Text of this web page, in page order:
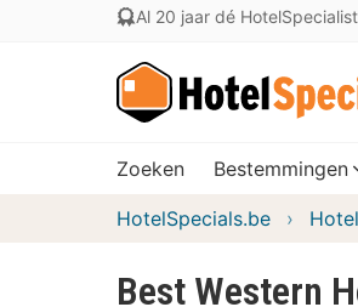
Al 20 jaar dé HotelSpecialist
Zoeken Bestemmingen
HotelSpecials.be
Best Western